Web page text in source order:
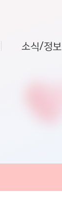
소식/정보